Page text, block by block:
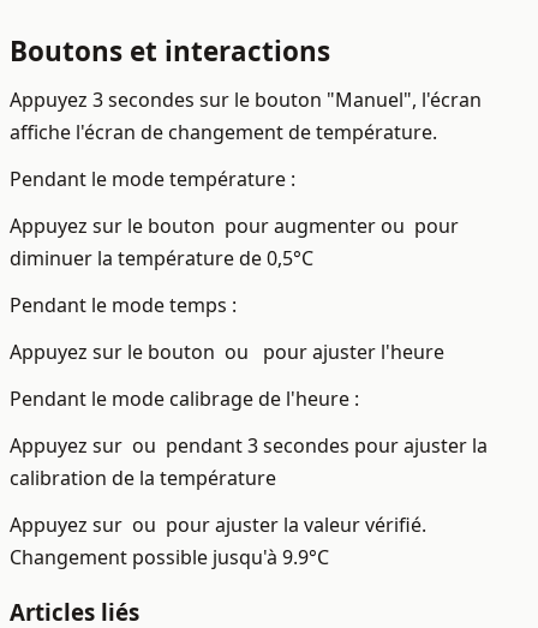
Boutons et interactions
Appuyez 3 secondes sur le bouton "Manuel", l'écran
affiche l'écran de changement de température.
Pendant le mode température :
Appuyez sur le bouton pour augmenter ou pour
diminuer la température de 0,5°C
Pendant le mode temps :
Appuyez sur le bouton ou
pour ajuster l'heure
Pendant le mode calibrage de l'heure :
Appuyez sur ou pendant 3 secondes pour ajuster la
calibration de la température
Appuyez sur ou pour ajuster la valeur vérifié.
Changement possible jusqu'à 9.9°C
Articles liés